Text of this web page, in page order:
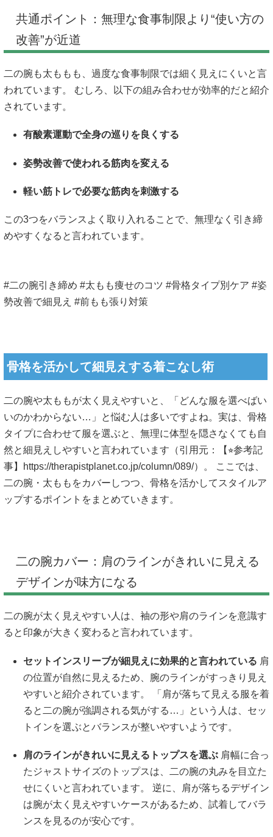
共通ポイント：無理な食事制限より“使い方の
改善”が近道
二の腕も太ももも、過度な食事制限では細く見えにくいと言
われています。 むしろ、以下の組み合わせが効率的だと紹介
されています。
有酸素運動で全身の巡りを良くする
姿勢改善で使われる筋肉を変える
軽い筋トレで必要な筋肉を刺激する
この3つをバランスよく取り入れることで、無理なく引き締
めやすくなると言われています。
#二の腕引き締め #太もも痩せのコツ #骨格タイプ別ケア #姿
勢改善で細見え #前もも張り対策
骨格を活かして細見えする着こなし術
二の腕や太ももが太く見えやすいと、「どんな服を選べばい
いのかわからない…」と悩む人は多いですよね。実は、骨格
タイプに合わせて服を選ぶと、無理に体型を隠さなくても自
然と細見えしやすいと言われています（引用元：【⭐︎参考記
事】https://therapistplanet.co.jp/column/089/）。 ここでは、
二の腕・太ももをカバーしつつ、骨格を活かしてスタイルア
ップするポイントをまとめていきます。
二の腕カバー：肩のラインがきれいに見える
デザインが味方になる
二の腕が太く見えやすい人は、袖の形や肩のラインを意識す
ると印象が大きく変わると言われています。
セットインスリーブが細見えに効果的と言われている 肩
の位置が自然に見えるため、腕のラインがすっきり見え
やすいと紹介されています。 「肩が落ちて見える服を着
ると二の腕が強調される気がする…」という人は、セッ
トインを選ぶとバランスが整いやすいようです。
肩のラインがきれいに見えるトップスを選ぶ 肩幅に合っ
たジャストサイズのトップスは、二の腕の丸みを目立た
せにくいと言われています。 逆に、肩が落ちるデザイン
は腕が太く見えやすいケースがあるため、試着してバラ
ンスを見るのが安心です。